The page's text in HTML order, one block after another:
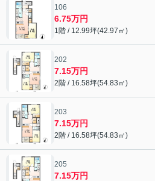
106
6.75万円
1階 / 12.99坪(42.97㎡)
202
7.15万円
2階 / 16.58坪(54.83㎡)
203
7.15万円
2階 / 16.58坪(54.83㎡)
205
7.15万円